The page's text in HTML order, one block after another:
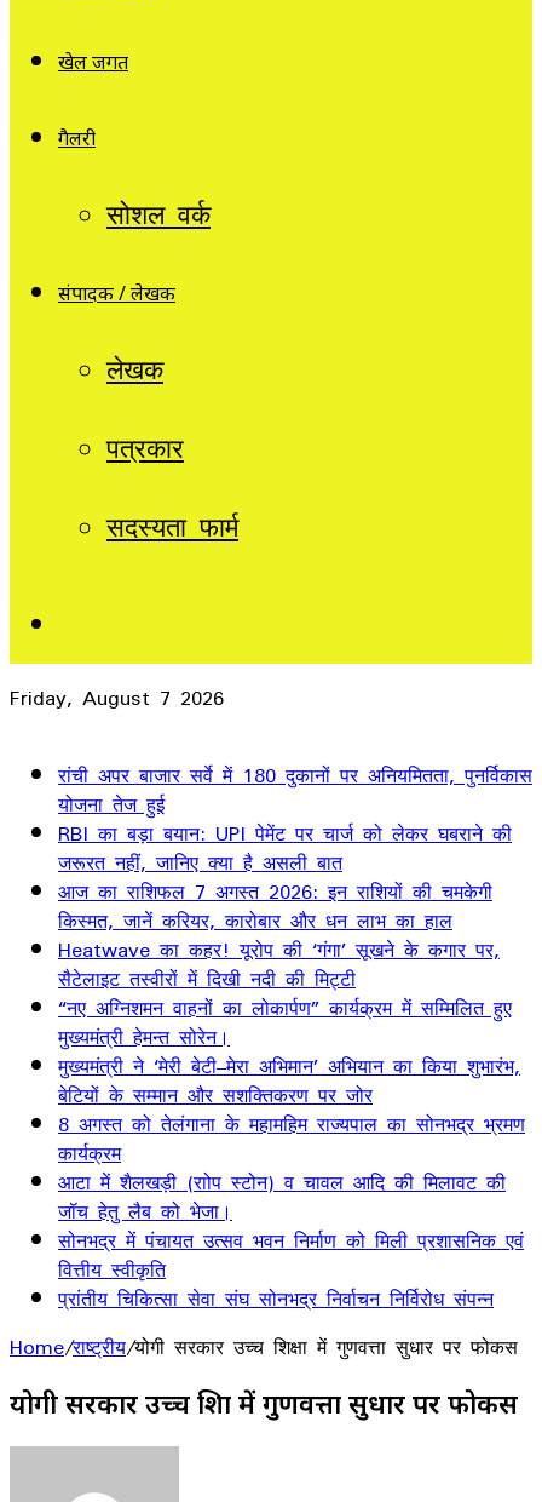
खेल जगत
गैलरी
सोशल वर्क
संपादक / लेखक
लेखक
पत्रकार
सदस्यता फार्म
Friday, August 7 2026
रांची अपर बाजार सर्वे में 180 दुकानों पर अनियमितता, पुनर्विकास
योजना तेज हुई
RBI का बड़ा बयान: UPI पेमेंट पर चार्ज को लेकर घबराने की
जरूरत नहीं, जानिए क्या है असली बात
आज का राशिफल 7 अगस्त 2026: इन राशियों की चमकेगी
किस्मत, जानें करियर, कारोबार और धन लाभ का हाल
Heatwave का कहर! यूरोप की ‘गंगा’ सूखने के कगार पर,
सैटेलाइट तस्वीरों में दिखी नदी की मिट्टी
“नए अग्निशमन वाहनों का लोकार्पण” कार्यक्रम में सम्मिलित हुए
मुख्यमंत्री हेमन्त सोरेन।
मुख्यमंत्री ने ‘मेरी बेटी–मेरा अभिमान’ अभियान का किया शुभारंभ,
बेटियों के सम्मान और सशक्तिकरण पर जोर
8 अगस्त को तेलंगाना के महामहिम राज्यपाल का सोनभद्र भ्रमण
कार्यक्रम
आटा में शैलखड़ी (राोप स्टोन) व चावल आदि की मिलावट की
जॉच हेतु लैब को भेजा।
सोनभद्र में पंचायत उत्सव भवन निर्माण को मिली प्रशासनिक एवं
वित्तीय स्वीकृति
प्रांतीय चिकित्सा सेवा संघ सोनभद्र निर्वाचन निर्विरोध संपन्न
Home/राष्ट्रीय/योगी सरकार उच्च शिक्षा में गुणवत्ता सुधार पर फोकस
योगी सरकार उच्च शिक्षा में गुणवत्ता सुधार पर फोकस